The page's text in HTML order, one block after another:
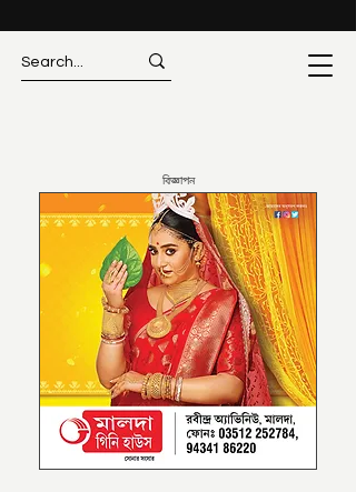
বিজ্ঞাপন